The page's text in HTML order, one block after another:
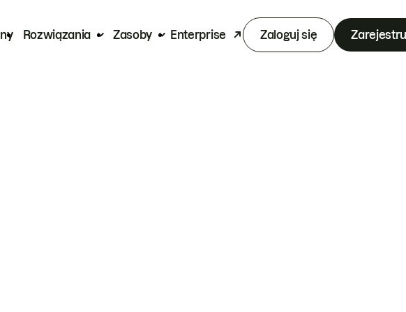
Rozwiązania Zasoby Enterprise Zaloguj się